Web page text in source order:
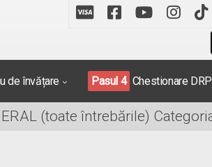
de învățare Pasul 4 Chestionare
(toate întrebările)